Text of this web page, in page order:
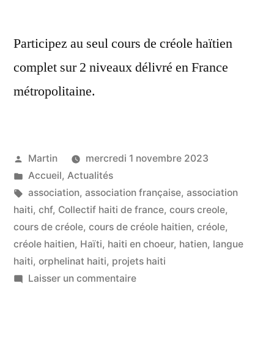
Participez au seul cours de créole haïtien
complet sur 2 niveaux délivré en France
métropolitaine.
Publié
par
Martin
mercredi 1 novembre 2023
Publié
dans
Accueil, Actualités
Étiquettes :
association, association française, association
haiti, chf, Collectif haiti de france, cours creole,
cours de créole, cours de créole haitien, créole,
créole haitien, Haïti, haiti en choeur, hatien, langue
haiti, orphelinat haiti, projets haiti
Laisser un commentairesur